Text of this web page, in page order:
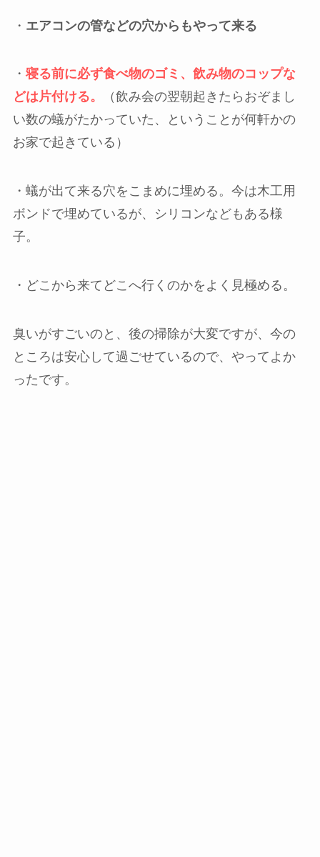
・ エアコンの管などの穴からもやって来る
・ 寝る前に必ず食べ物のゴミ、飲み物のコップな
どは片付ける。
（飲み会の翌朝起きたらおぞまし
い数の蟻がたかっていた、ということが何軒かの
お家で起きている）
・蟻が出て来る穴をこまめに埋める。今は木工用
ボンドで埋めているが、シリコンなどもある様
子。
・どこから来てどこへ行くのかをよく見極める。
臭いがすごいのと、後の掃除が大変ですが、今の
ところは安心して過ごせているので、やってよか
ったです。